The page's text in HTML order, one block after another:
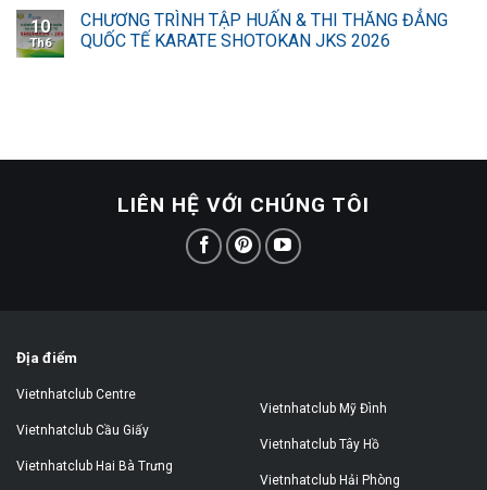
10
Th6
CHƯƠNG TRÌNH TẬP HUẤN & THI THĂNG ĐẲNG
QUỐC TẾ KARATE SHOTOKAN JKS 2026
LIÊN HỆ VỚI CHÚNG TÔI
Địa điểm
Vietnhatclub Centre
Vietnhatclub Cầu Giấy
Vietnhatclub Hai Bà Trưng
Vietnhatclub Mỹ Đình
Vietnhatclub Tây Hồ
Vietnhatclub Hải Phòng